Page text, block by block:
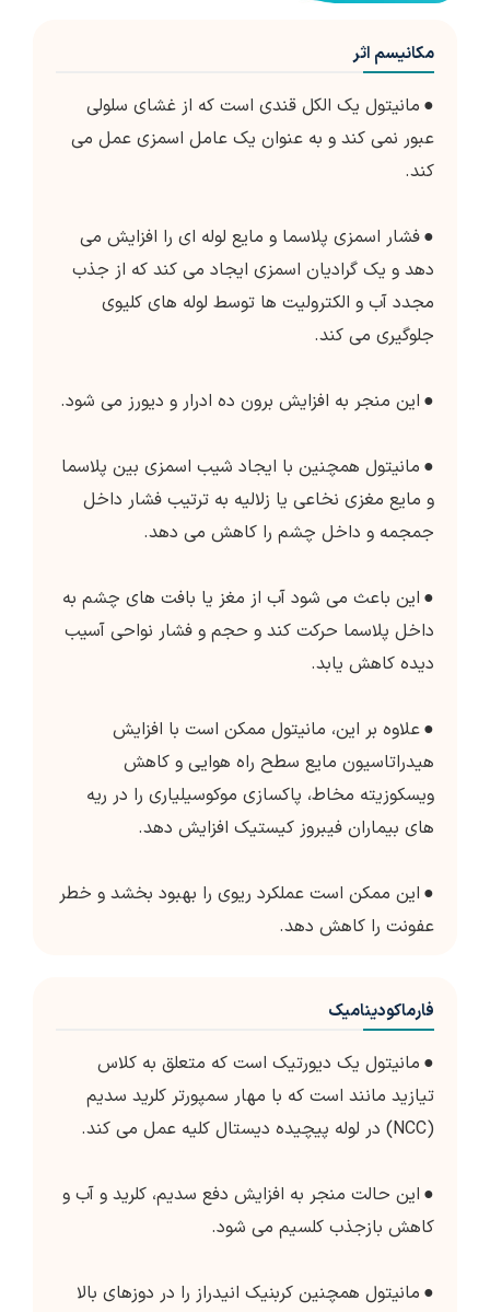
مکانیسم اثر
● مانیتول یک الکل قندی است که از غشای سلولی
عبور نمی کند و به عنوان یک عامل اسمزی عمل می
کند.
●فشار اسمزی پلاسما و مایع لوله ای را افزایش می
دهد و یک گرادیان اسمزی ایجاد می کند که از جذب
مجدد آب و الکترولیت ها توسط لوله های کلیوی
جلوگیری می کند.
● این منجر به افزایش برون ده ادرار و دیورز می شود.
● مانیتول همچنین با ایجاد شیب اسمزی بین پلاسما
و مایع مغزی نخاعی یا زلالیه به ترتیب فشار داخل
جمجمه و داخل چشم را کاهش می دهد.
● این باعث می شود آب از مغز یا بافت های چشم به
داخل پلاسما حرکت کند و حجم و فشار نواحی آسیب
دیده کاهش یابد.
●علاوه بر این، مانیتول ممکن است با افزایش
هیدراتاسیون مایع سطح راه هوایی و کاهش
ویسکوزیته مخاط، پاکسازی موکوسیلیاری را در ریه
های بیماران فیبروز کیستیک افزایش دهد.
● این ممکن است عملکرد ریوی را بهبود بخشد و خطر
عفونت را کاهش دهد.
فارماکودینامیک
● مانیتول یک دیورتیک است که متعلق به کلاس
تیازید مانند است که با مهار سمپورتر کلرید سدیم
(NCC) در لوله پیچیده دیستال کلیه عمل می کند.
● این حالت منجر به افزایش دفع سدیم، کلرید و آب و
کاهش بازجذب کلسیم می شود.
● مانیتول همچنین کربنیک انیدراز را در دوزهای بالا